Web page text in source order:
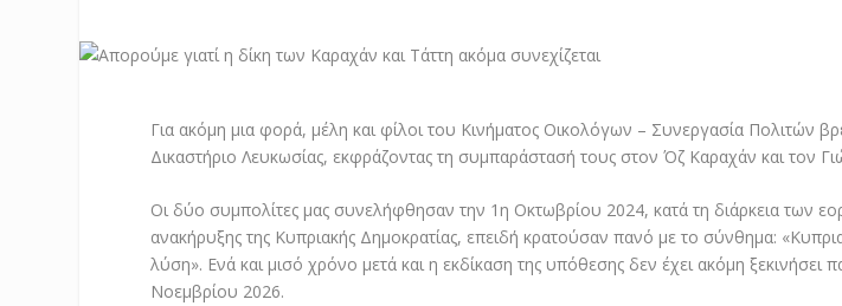
Για ακόμη μια φορά, μέλη και φίλοι του Κινήματος Οικολόγων – Συνεργασία Πολιτών
Δικαστήριο Λευκωσίας, εκφράζοντας τη συμπαράστασή τους στον Όζ Καραχάν και τον
Οι δύο συμπολίτες μας συνελήφθησαν την 1η Οκτωβρίου 2024, κατά τη διάρκεια των
ανακήρυξης της Κυπριακής Δημοκρατίας, επειδή κρατούσαν πανό με το σύνθημα:
λύση». Ενά και μισό χρόνο μετά και η εκδίκαση της υπόθεσης δεν έχει ακόμη ξεκινήσει
Νοεμβρίου 2026.